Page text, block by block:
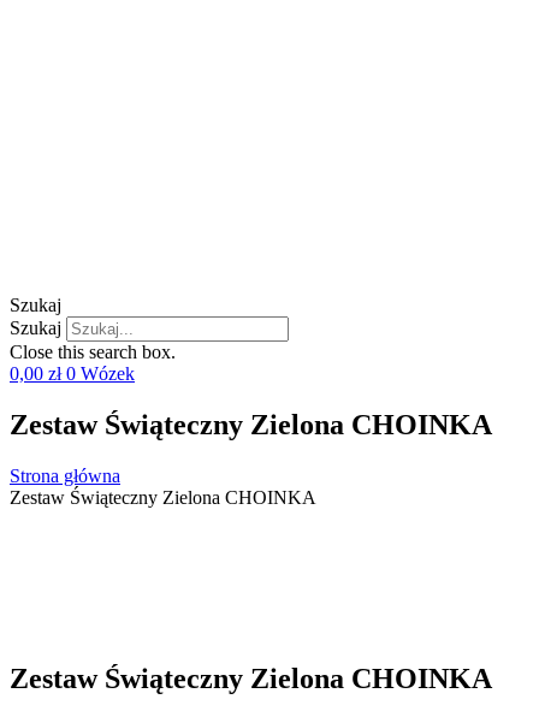
Szukaj
Szukaj
Close this search box.
0,00 zł 0 Wózek
Zestaw Świąteczny Zielona CHOINKA
Strona główna
Zestaw Świąteczny Zielona CHOINKA
Zestaw Świąteczny Zielona CHOINKA